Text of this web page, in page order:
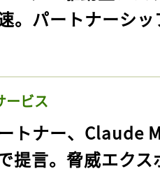
。パートナーシ
ービス
ートナー、Claude
提言。脅威エク